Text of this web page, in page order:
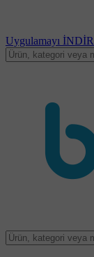
Uygulamayı İNDİR